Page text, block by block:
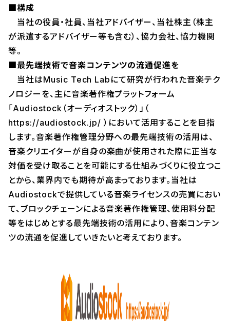
■構成
当社の役員・社員、当社アドバイザー、当社株主（株主
が派遣するアドバイザー等も含む）、協力会社、協力機関
等。
■最先端技術で音楽コンテンツの流通促進を
当社はMusic Tech Labにて研究が行われた音楽テク
ノロジーを、主に音楽著作権プラットフォーム
「Audiostock（オーディオストック）」（
https://audiostock.jp/ ）において活用することを目指
します。音楽著作権管理分野への最先端技術の活用は、
音楽クリエイターが自身の楽曲が使用された際に正当な
対価を受け取ることを可能にする仕組みづくりに役立つこ
とから、業界内でも期待が高まっております。当社は
Audiostockで提供している音楽ライセンスの売買におい
て、ブロックチェーンによる音楽著作権管理、使用料分配
等をはじめとする最先端技術の活用により、音楽コンテン
ツの流通を促進していきたいと考えております。